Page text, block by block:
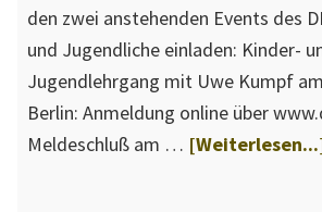
den zwei anstehenden Events des
und Jugendliche einladen: Kinder-
Jugendlehrgang mit Uwe Kumpf
Berlin: Anmeldung online über
Meldeschluß am …